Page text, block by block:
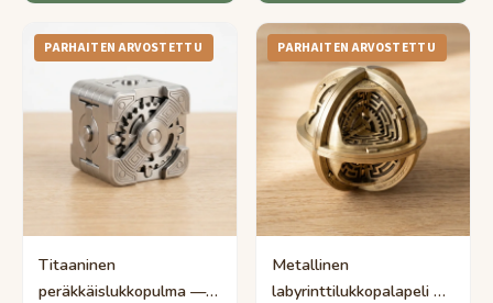
PARHAITEN ARVOSTETTU
Titaaninen
peräkkäislukkopulma —
PARHAITEN ARVOSTETTU
Metallinen
labyrinttilukkopalapeli —